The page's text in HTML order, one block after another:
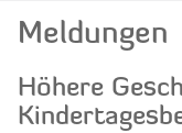
Meldungen
Höhere